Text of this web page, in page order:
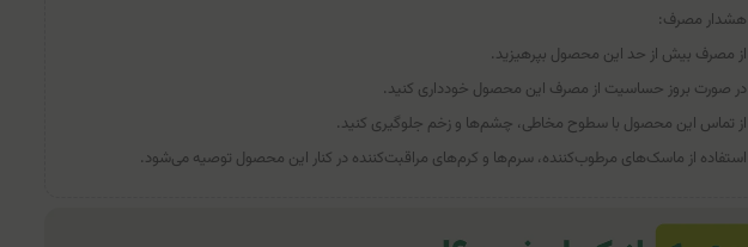
هشدار مصرف:
از مصرف بیش از حد این محصول بپرهیزید.
در صورت بروز حساسیت از مصرف این محصول خودداری کنید.
از تماس این محصول با سطوح مخاطی، چشم‌ها و زخم جلوگیری کنید.
استفاده از ماسک‌های مرطوب‌کننده، سرم‌ها و کرم‌های مراقبت‌کننده در کنار این محصول توصیه می‌شود.